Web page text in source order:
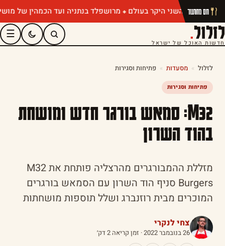
מרושפלד בנתניה ועד הכמהין של מושיק חם מהתנור
לזלול.
חדשות האוכל של ישראל
☰
לזלול » מסעדות » פתיחות וסגירות
פתיחות וסגירות
M32: סמאש בורגר חדש ומושחת
בהוד השרון
מזללת ההמבורגרים מהרצליה פותחת את M32
Burgers סניף הוד השרון עם הסמאש בורגרים
המוכרים מבית רוזנברג ושלל תוספות מושחתות
צחי לנקרי
26 בנובמבר 2022
· זמן קריאה 2 דק׳